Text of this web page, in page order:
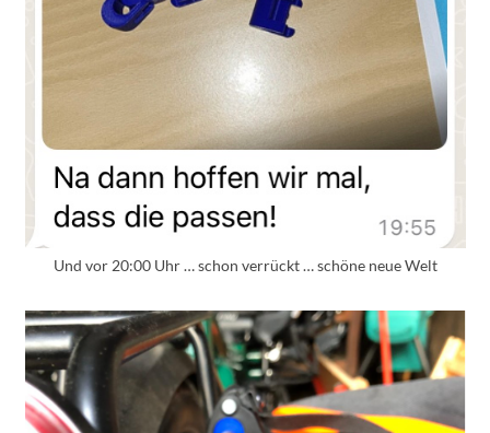
Und vor 20:00 Uhr … schon verrückt … schöne neue Welt